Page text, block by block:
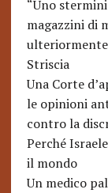
“Uno
magazzini di
Striscia
Una Corte
le opinioni
contro la
Perché
il mondo
Un medico